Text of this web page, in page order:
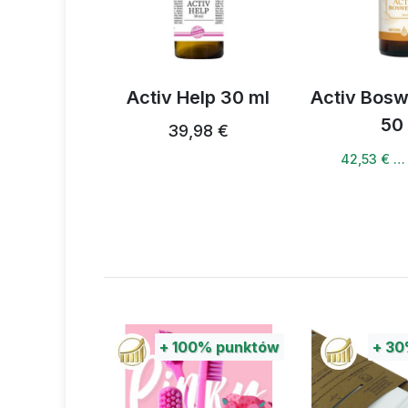
Activ Boswellia spray
50 ml
+100%punktów + 30%